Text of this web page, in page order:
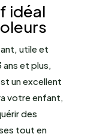
idéal
utile et
et plus,
un excellent
votre enfant,
des
tout en